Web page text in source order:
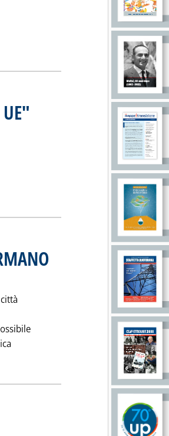
Leggi tutta la notizia: 'MERCATO
. Pubblicata giovedì 25 dicembre 1997 alle 0.0.
la notizia: 'INFLAZIONE: